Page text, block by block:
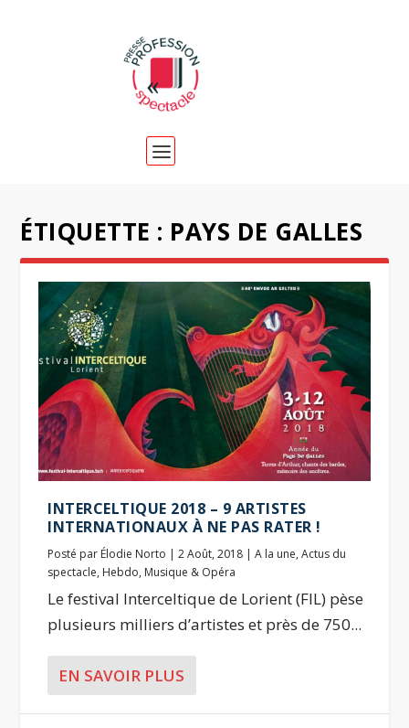
ÉTIQUETTE : PAYS DE GALLES
INTERCELTIQUE 2018 – 9 ARTISTES
INTERNATIONAUX À NE PAS RATER !
Posté par Élodie Norto |2 Août, 2018 |A la une,Actus du
spectacle, Hebdo, Musique & Opéra
Le festival Interceltique de Lorient (FIL) pèse
plusieurs milliers d’artistes et près de 750...
EN SAVOIR PLUS